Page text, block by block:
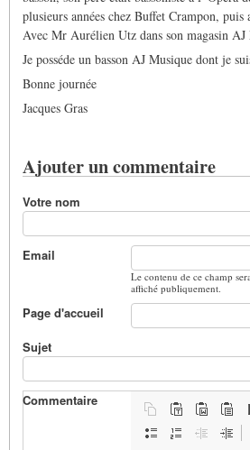
plusieurs années chez Buffet Crampon, puis
Avec Mr Aurélien Utz dans son magasin AJ
Je posséde un basson AJ Musique dont je
Bonne journée
Jacques Gras
Ajouter un commentaire
Votre nom
Email
Le contenu de ce champ
affiché publiquement.
Page d'accueil
Sujet
Commentaire